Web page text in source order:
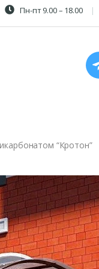
Пн-пт 9.00 – 18.00
“Кротон”